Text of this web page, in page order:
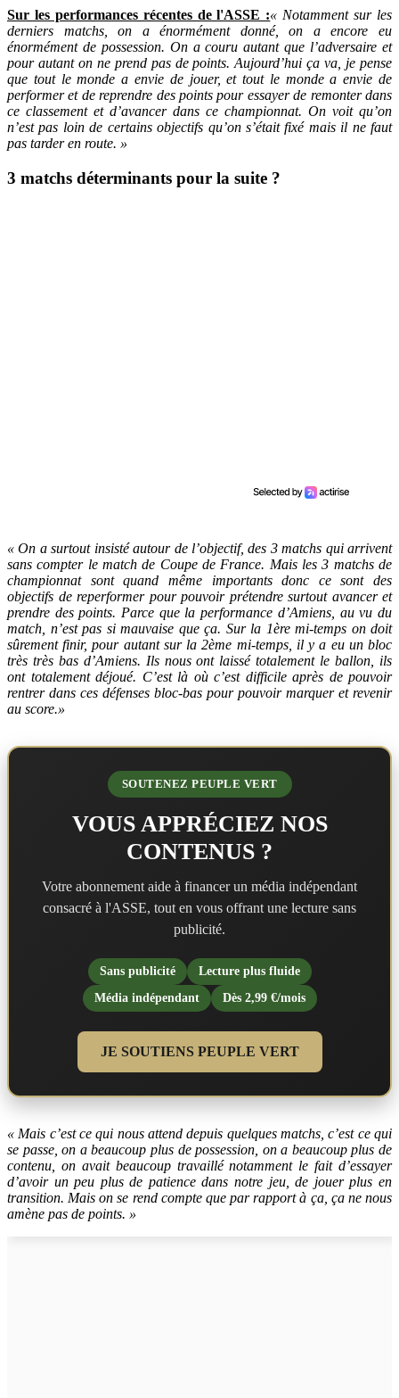
Sur les performances récentes de l'ASSE :« Notamment sur les
derniers matchs, on a énormément donné, on a encore eu
énormément de possession. On a couru autant que l’adversaire et
pour autant on ne prend pas de points. Aujourd’hui ça va, je pense
que tout le monde a envie de jouer, et tout le monde a envie de
performer et de reprendre des points pour essayer de remonter dans
ce classement et d’avancer dans ce championnat. On voit qu’on
n’est pas loin de certains objectifs qu’on s’était fixé mais il ne faut
pas tarder en route. »
3 matchs déterminants pour la suite ?
« On a surtout insisté autour de l’objectif, des 3 matchs qui arrivent
sans compter le match de Coupe de France. Mais les 3 matchs de
championnat sont quand même importants donc ce sont des
objectifs de reperformer pour pouvoir prétendre surtout avancer et
prendre des points. Parce que la performance d’Amiens, au vu du
match, n’est pas si mauvaise que ça. Sur la 1ère mi-temps on doit
sûrement finir, pour autant sur la 2ème mi-temps, il y a eu un bloc
très très bas d’Amiens. Ils nous ont laissé totalement le ballon, ils
ont totalement déjoué. C’est là où c’est difficile après de pouvoir
rentrer dans ces défenses bloc-bas pour pouvoir marquer et revenir
au score.»
SOUTENEZ PEUPLE VERT
VOUS APPRÉCIEZ NOS
CONTENUS ?
Votre abonnement aide à financer un média indépendant
consacré à l'ASSE, tout en vous offrant une lecture sans
publicité.
Sans publicité
Lecture plus fluide
Média indépendant
Dès 2,99 €/mois
JE SOUTIENS PEUPLE VERT
« Mais c’est ce qui nous attend depuis quelques matchs, c’est ce qui
se passe, on a beaucoup plus de possession, on a beaucoup plus de
contenu, on avait beaucoup travaillé notamment le fait d’essayer
d’avoir un peu plus de patience dans notre jeu, de jouer plus en
transition. Mais on se rend compte que par rapport à ça, ça ne nous
amène pas de points. »